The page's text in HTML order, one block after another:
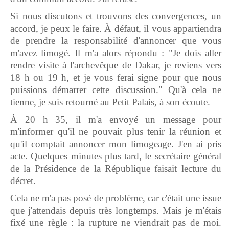
Si nous discutons et trouvons des convergences, un
accord, je peux le faire. À défaut, il vous appartiendra
de prendre la responsabilité d'annoncer que vous
m'avez limogé. Il m'a alors répondu : "Je dois aller
rendre visite à l'archevêque de Dakar, je reviens vers
18 h ou 19 h, et je vous ferai signe pour que nous
puissions démarrer cette discussion." Qu'à cela ne
tienne, je suis retourné au Petit Palais, à son écoute.
À 20 h 35, il m'a envoyé un message pour
m'informer qu'il ne pouvait plus tenir la réunion et
qu'il comptait annoncer mon limogeage. J'en ai pris
acte. Quelques minutes plus tard, le secrétaire général
de la Présidence de la République faisait lecture du
décret.
Cela ne m'a pas posé de problème, car c'était une issue
que j'attendais depuis très longtemps. Mais je m'étais
fixé une règle : la rupture ne viendrait pas de moi.